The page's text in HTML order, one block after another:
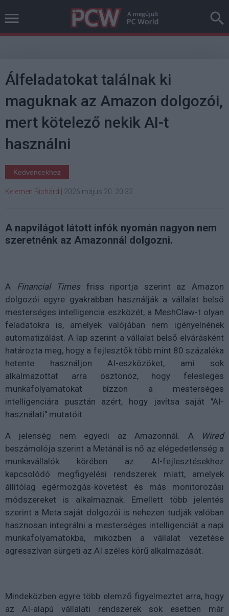
Álfeladatokat találnak ki
maguknak az Amazon dolgozói,
mert kötelező nekik AI-t
használni
Kedvencekhez
Kelemen Richárd 2026 május 20. 20:32
A napvilágot látott infók nyomán nagyon nem
szeretnénk az Amazonnál dolgozni.
A Financial Timesfriss riportja szerint az Amazon
dolgozói egyre gyakrabban használják a vállalat belső
mesterséges intelligencia eszközét, a MeshClaw-t olyan
feladatokra is, amelyek valójában nem igényelnének
automatizálást. A lap szerint a vállalat belső elvárásként
határozta meg, hogy a fejlesztők több mint 80 százaléka
hetente használjon AI-eszközöket, ami sok
alkalmazottat arra ösztönöz, hogy felesleges
munkafolyamatokat bízzon a mesterséges
intelligenciára pusztán azért, hogy javítsa saját "AI-
használati" mutatóit.
A jelenség nem egyedi az Amazonnál. A
Wired
beszámolója szerint a Metánál is nő az elégedetlenség a
munkavállalók körében az AI-fejlesztésekhez
kapcsolódó megfigyelési rendszerek miatt, amelyek
állítólag egérmozgás-követést és más monitorozási
módszereket is alkalmaznak. Emellett több jelentés
szerint a Meta saját dolgozói is nehezen tudják valóban
hasznosan integrálni a mesterséges intelligenciát a napi
munkafolyamatokba, miközben a vállalat vezetése
agresszívan sürgeti az AI széles körű alkalmazását.
Mindeközben egyre több elemző figyelmeztet arra, hogy
az AI-alapú vállalati rendszerek sok esetben már